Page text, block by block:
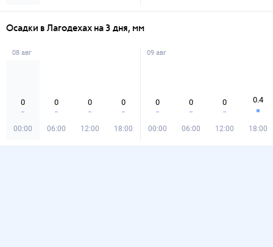
Осадки в Лагодехах на 3 дня, мм
08 авг
0
00:00
0
06:00
0
12:00
0
18:00
09 авг
0
00:00
0
06:00
0
12:00
0.4
18:00